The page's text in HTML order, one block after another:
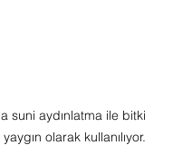
suni aydınlatma ile bitki
olarak kullanılıyor.